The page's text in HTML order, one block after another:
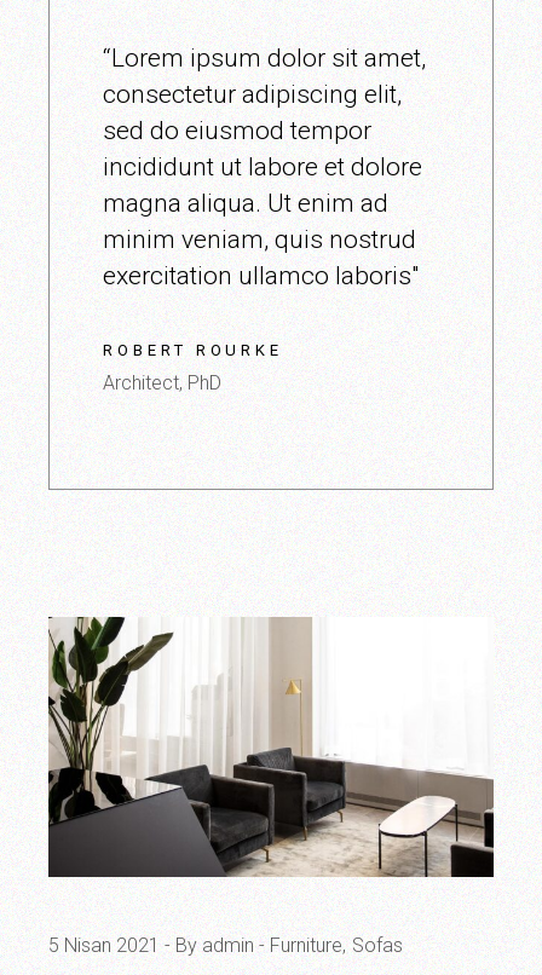
“Lorem ipsum dolor sit amet,
consectetur adipiscing elit,
sed do eiusmod tempor
incididunt ut labore et dolore
magna aliqua. Ut enim ad
minim veniam, quis nostrud
exercitation ullamco laboris"
ROBERT ROURKE
Architect, PhD
5 Nisan 2021 By admin Furniture Sofas